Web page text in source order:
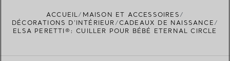
TROUVEZ LA BOUTIQUE LA PLUS PROCHE
ACCUEIL
MAISON ET ACCESSOIRES
DÉCORATIONS D'INTÉRIEUR
CADEAUX DE NAISSANCE
ELSA PERETTI®: CUILLER POUR BÉBÉ ETERNAL CIRCLE